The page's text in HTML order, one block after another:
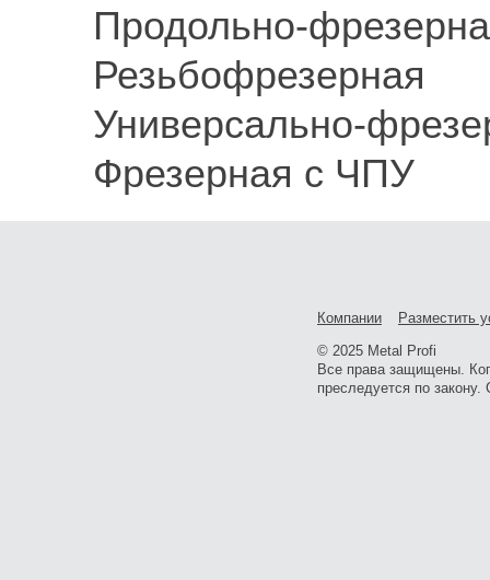
Продольно-
Резьбофрезерная
Универсально-
Фрезерная с ЧПУ
Компании
Разместить
© 2025 Metal Profi
Все права защищены.
преследуется по